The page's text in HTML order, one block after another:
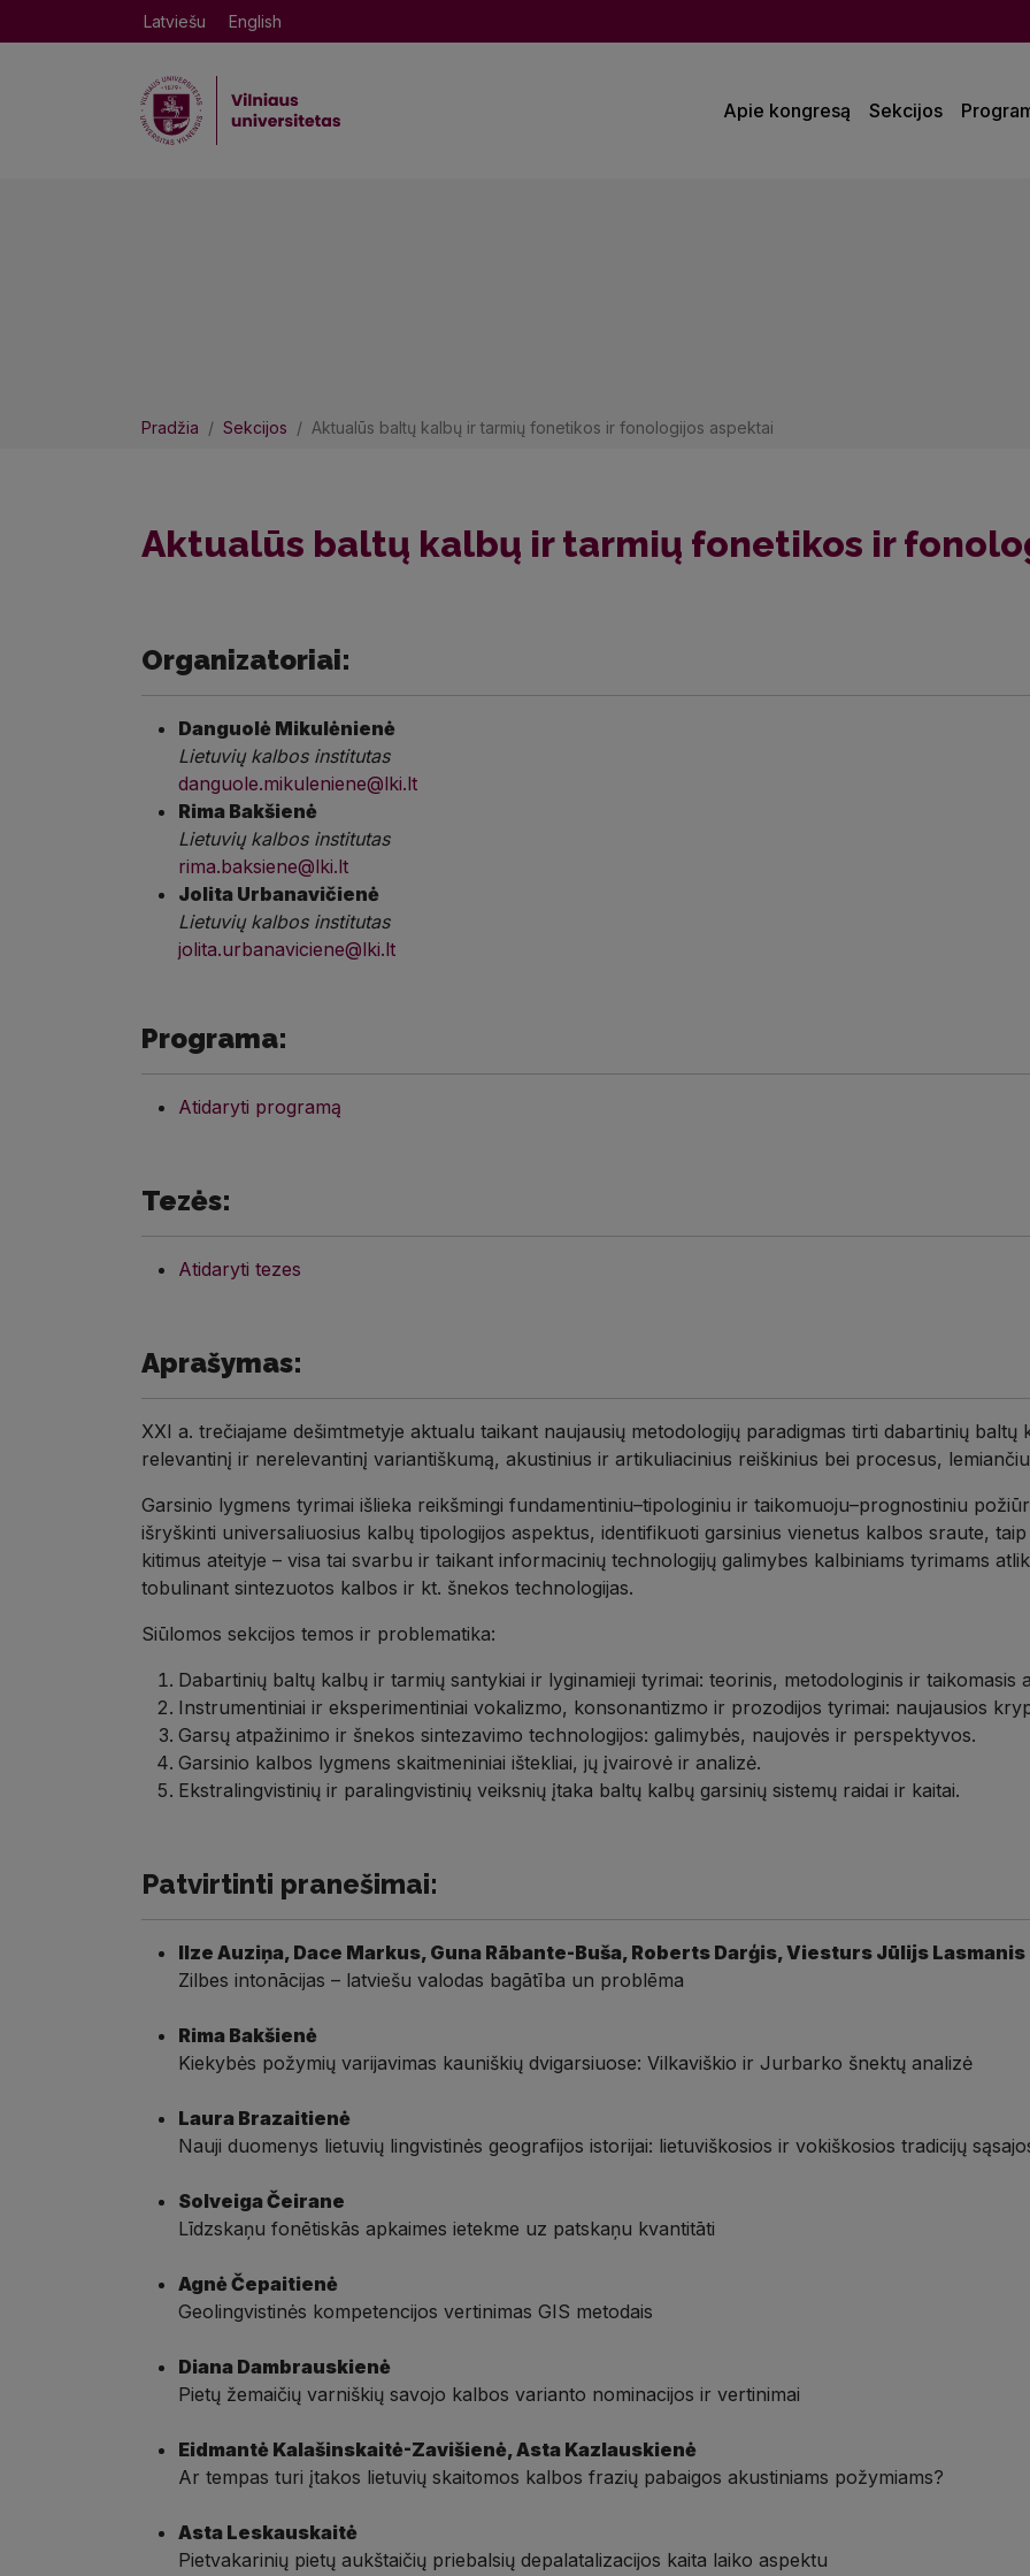
Latviešu English
Apie kongresą Sekcijos
Pradžia Sekcijos Aktualūs baltų kalbų ir tarmių fonetikos ir fonologijos aspektai
Aktualūs baltų kalbų ir tarmių fonetikos ir
Organizatoriai:
Danguolė Mikulėnienė
Lietuvių kalbos institutas
danguole.mikuleniene@lki.lt
Rima Bakšienė
Lietuvių kalbos institutas
rima.baksiene@lki.lt
Jolita Urbanavičienė
Lietuvių kalbos institutas
jolita.urbanaviciene@lki.lt
Programa:
Atidaryti programą
Tezės:
Atidaryti tezes
Aprašymas:
XXI a. trečiajame dešimtmetyje aktualu taikant naujausių metodologijų paradigmas tirti dabartinių
relevantinį ir nerelevantinį variantiškumą, akustinius ir artikuliacinius reiškinius bei procesus,
Garsinio lygmens tyrimai išlieka reikšmingi fundamentiniu–tipologiniu ir taikomuoju–prognostiniu
išryškinti universaliuosius kalbų tipologijos aspektus, identifikuoti garsinius vienetus kalbos sraute,
kitimus ateityje – visa tai svarbu ir taikant informacinių technologijų galimybes kalbiniams tyrimams
tobulinant sintezuotos kalbos ir kt. šnekos technologijas.
Siūlomos sekcijos temos ir problematika:
Dabartinių baltų kalbų ir tarmių santykiai ir lyginamieji tyrimai: teorinis, metodologinis ir taikomasis
Instrumentiniai ir eksperimentiniai vokalizmo, konsonantizmo ir prozodijos tyrimai: naujausios
Garsų atpažinimo ir šnekos sintezavimo technologijos: galimybės, naujovės ir perspektyvos.
Garsinio kalbos lygmens skaitmeniniai ištekliai, jų įvairovė ir analizė.
Ekstralingvistinių ir paralingvistinių veiksnių įtaka baltų kalbų garsinių sistemų raidai ir kaitai.
Patvirtinti pranešimai:
Ilze Auziņa, Dace Markus, Guna Rābante-Buša, Roberts Darģis, Viesturs Jūlijs Lasmanis
Zilbes intonācijas – latviešu valodas bagātība un problēma
Rima Bakšienė
Kiekybės požymių varijavimas kauniškių dvigarsiuose: Vilkaviškio ir Jurbarko šnektų analizė
Laura Brazaitienė
Nauji duomenys lietuvių lingvistinės geografijos istorijai: lietuviškosios ir vokiškosios tradicijų
Solveiga Čeirane
Līdzskaņu fonētiskās apkaimes ietekme uz patskaņu kvantitāti
Agnė Čepaitienė
Geolingvistinės kompetencijos vertinimas GIS metodais
Diana Dambrauskienė
Pietų žemaičių varniškių savojo kalbos varianto nominacijos ir vertinimai
Eidmantė Kalašinskaitė-Zavišienė, Asta Kazlauskienė
Ar tempas turi įtakos lietuvių skaitomos kalbos frazių pabaigos akustiniams požymiams?
Asta Leskauskaitė
Pietvakarinių pietų aukštaičių priebalsių depalatalizacijos kaita laiko aspektu